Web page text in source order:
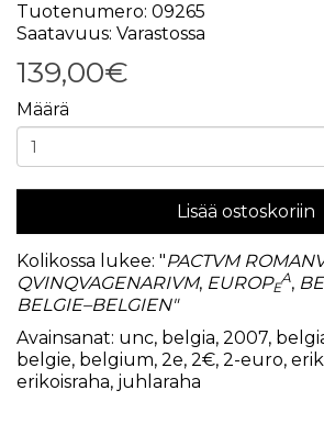
Tuotenumero: 09265
Saatavuus: Varastossa
139,00€
Määrä
Lisää ostoskoriin
Kolikossa lukee: "PACTVM
QVINQVAGENARIVM, EUROPE
A,
BELGIE–BELGIEN"
Avainsanat: unc, belgia, 2007,
belgie, belgium, 2e, 2€, 2-euro,
erikoisraha, juhlaraha